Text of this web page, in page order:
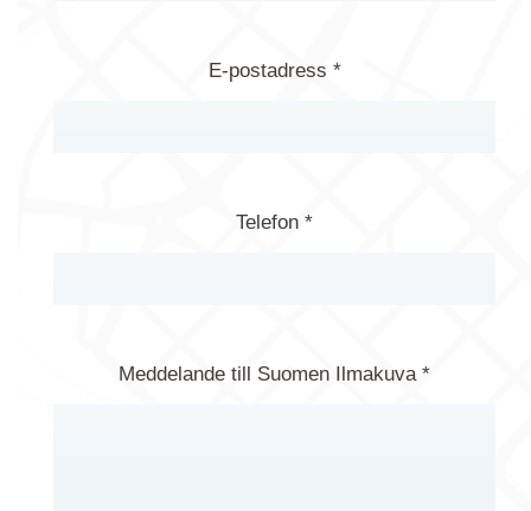
E-postadress *
Telefon *
Meddelande till Suomen Ilmakuva *